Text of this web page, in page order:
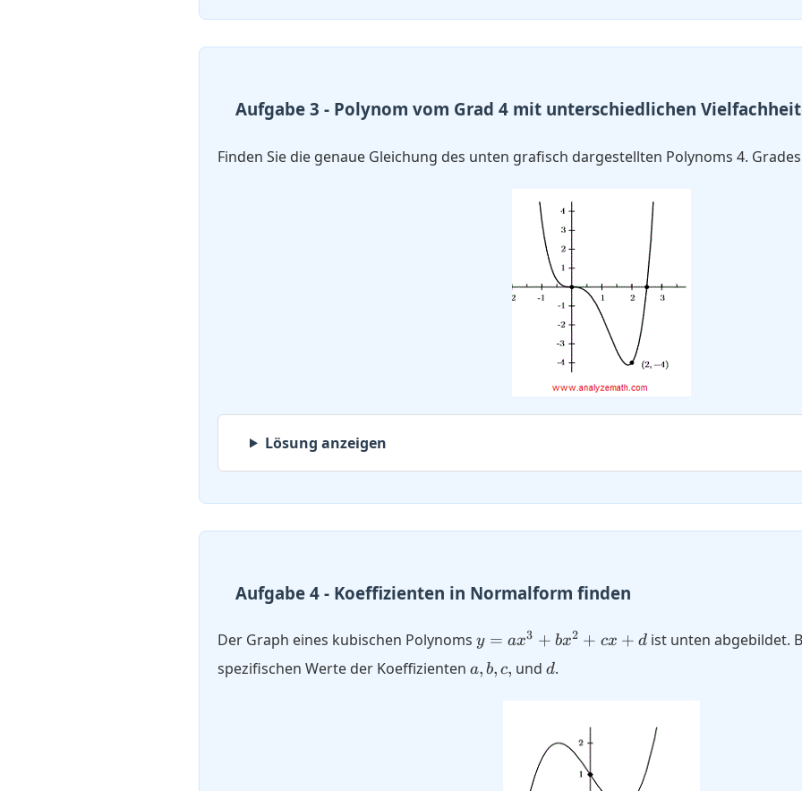
Aufgabe 3 - Polynom vom Grad 4 mit unterschiedlichen
Finden Sie die genaue Gleichung des unten grafisch dargestellten Polynoms 4. Grades
Lösung anzeigen
Aufgabe 4 - Koeffizienten in Normalform finden
Der Graph eines kubischen Polynoms y =
x^3
y = ax3 + bx2 + cx + d ist unten abgebildet.
spezifischen Werte der Koeffizienten a,
a, b, c, undd
d.